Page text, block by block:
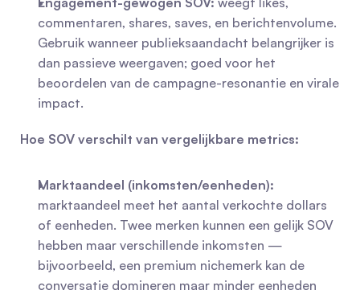
commentaren, shares, saves, en berichtenvolume.
Gebruik wanneer publieksaandacht belangrijker is
dan passieve weergaven; goed voor het
beoordelen van de campagne-resonantie en virale
impact.
Hoe SOV verschilt van vergelijkbare metrics:
Marktaandeel (inkomsten/eenheden):
marktaandeel meet het aantal verkochte dollars
of eenheden. Twee merken kunnen een gelijk SOV
hebben maar verschillende inkomsten —
bijvoorbeeld, een premium nichemerk kan de
conversatie domineren maar minder eenheden